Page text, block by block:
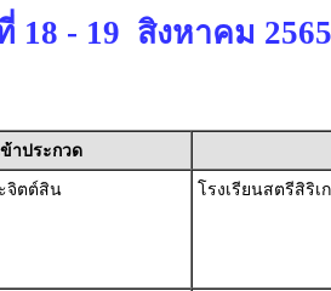
18 - 19 สิงหาคม 2565
ข้าประกวด
จิตต์สิน โรงเรียนสตรีสิริ